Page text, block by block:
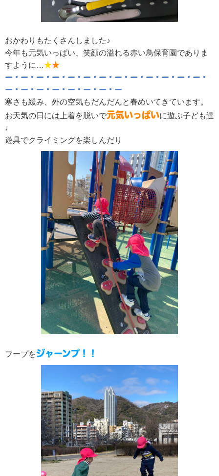
おかわりもたくさんしました♪
今年も元気いっぱい、笑顔の溢れる赤い鳥保育園でありま
すように…★★
ー・ー・ー・ー・ー・ー・ー・ー・ー・ー・ー・ー・ー・
ー・ー・ー・ー・ー・ー・ー・ー
寒さも緩み、外の空気もだんだんと春めいてきています。
お天気の日には上着を脱いで元気いっぱいに遊ぶ子ども達
♩
遊具でクライミングを楽しんだり
フープをジャーンプ！！